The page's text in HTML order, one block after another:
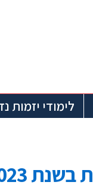
לימודי יזמות
2023